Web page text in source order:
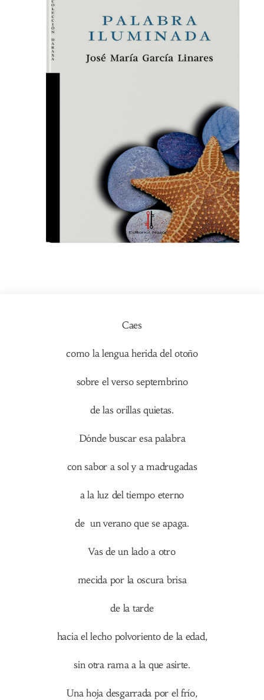
Caes
como la lengua herida del otoño
sobre el verso septembrino
de las orillas quietas.
Dónde buscar esa palabra
con sabor a sol y a madrugadas
a la luz del tiempo eterno
de un verano que se apaga.
Vas de un lado a otro
mecida por la oscura brisa
de la tarde
hacia el lecho polvoriento de la edad,
sin otra rama a la que asirte.
Una hoja desgarrada por el frío,